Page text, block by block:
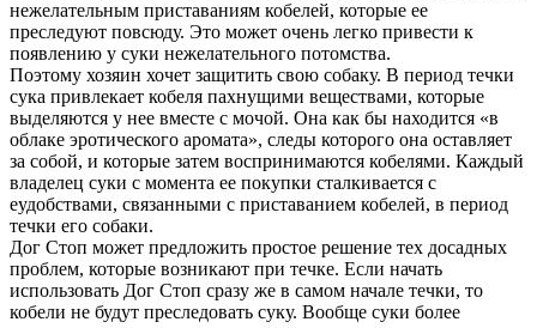
нежелательным приставаниям кобелей, которые ее
преследуют повсюду. Это может очень легко привести к
появлению у суки нежелательного потомства.
Поэтому хозяин хочет защитить свою собаку. В период течки
сука привлекает кобеля пахнущими веществами, которые
выделяются у нее вместе с мочой. Она как бы находится «в
облаке эротического аромата», следы которого она оставляет
за собой, и которые затем воспринимаются кобелями. Каждый
владелец суки с момента ее покупки сталкивается с
еудобствами, связанными с приставанием кобелей, в период
течки его собаки.
Дог Стоп может предложить простое решение тех досадных
проблем, которые возникают при течке. Если начать
использовать Дог Стоп сразу же в самом начале течки, то
кобели не будут преследовать суку. Вообще суки более